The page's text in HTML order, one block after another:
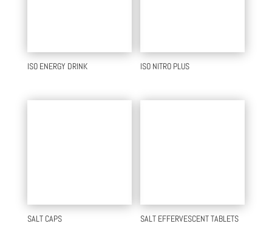
ISO ENERGY DRINK ISO NITRO PLUS
SALT CAPS SALT EFFERVESCENT TABLETS